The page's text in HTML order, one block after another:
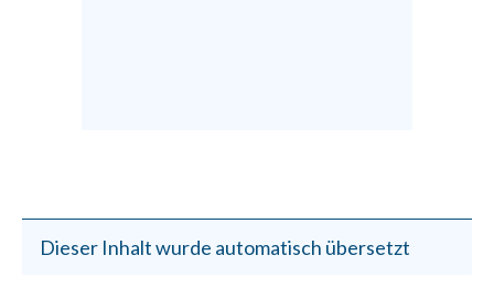
Dieser Inhalt wurde automatisch übersetzt